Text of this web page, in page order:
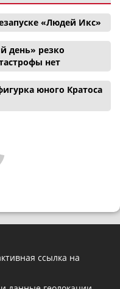
«Людей Икс»
день» резко
нет
юного Кратоса
ссылка на